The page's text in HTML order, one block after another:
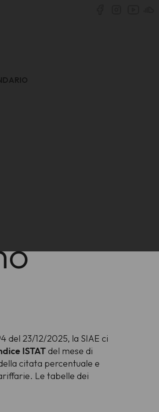
23/12/2025, la SIAE ci
ISTATdel mese di
citata percentuale e
Le tabelle dei